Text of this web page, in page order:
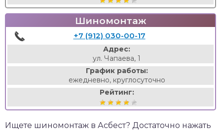
Шиномонтаж
+7 (912) 030-00-17
Адрес:
ул. Чапаева, 1
График работы:
ежедневно, круглосуточно
Рейтинг:
Ищете шиномонтаж в Асбест? Достаточно нажать